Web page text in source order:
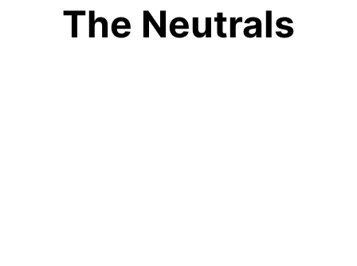
The Neutrals